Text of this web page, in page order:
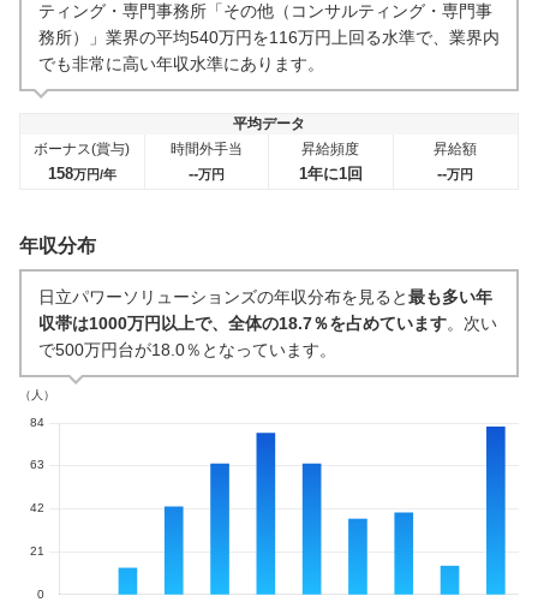
ティング・専門事務所「その他（コンサルティング・専門事
務所）」業界の平均540万円を116万円上回る水準で、業界内
でも非常に高い年収水準にあります。
平均データ
ボーナス(賞与)
158万円/年
時間外手当
--万円
昇給頻度
1年に1回
昇給額
--万円
年収分布
日立パワーソリューションズの年収分布を見ると最も多い年
収帯は1000万円以上で、全体の18.7％を占めています。次い
で500万円台が18.0％となっています。